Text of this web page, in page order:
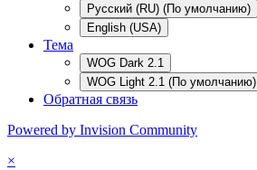
Русский (RU) (По умолчанию)
English (USA)
Тема
WOG Dark 2.1
WOG Light 2.1 (По умолчанию)
Обратная связь
Powered by Invision Community
×